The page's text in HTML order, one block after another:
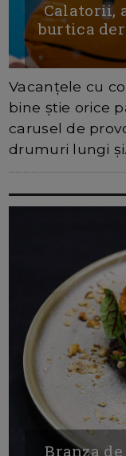
Calatorii,
burtica
Vacanțele cu
bine știe orice
carusel de
drumuri lungi
Branza